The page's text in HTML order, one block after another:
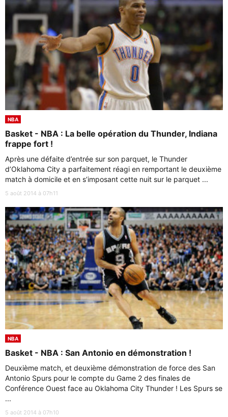
NBA
Basket - NBA : La belle opération du Thunder, Indiana
frappe fort !
Après une défaite d’entrée sur son parquet, le Thunder
d’Oklahoma City a parfaitement réagi en remportant le deuxième
match à domicile et en s’imposant cette nuit sur le parquet ...
5 août 2014 à 07h11
NBA
Basket - NBA : San Antonio en démonstration !
Deuxième match, et deuxième démonstration de force des San
Antonio Spurs pour le compte du Game 2 des finales de
Conférence Ouest face au Oklahoma City Thunder ! Les Spurs se
...
5 août 2014 à 07h10